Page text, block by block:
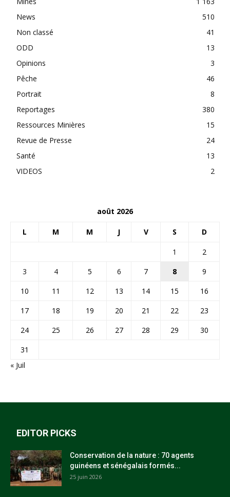
News
510
Non classé
41
ODD
13
Opinions
3
Pêche
46
Portrait
8
Reportages
380
Ressources Minières
15
Revue de Presse
24
Santé
13
VIDEOS
2
août 2026
L M M J V S D
1
2
3
4 5 6 7 8
9
10
11 12 13 14 15
16
17
18 19 20 21 22
23
24
25 26 27 28 29
30
31
« Juil
EDITOR PICKS
Conservation de la nature : 70 agents
guinéens et sénégalais formés...
25 juin 2026